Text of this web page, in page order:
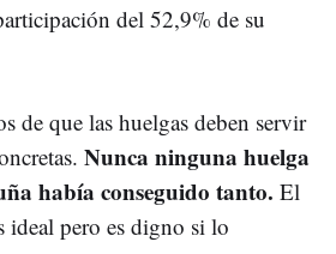
del 52,9% de su
de que las huelgas deben servir
Nunca ninguna huelga
había conseguido tanto. El
ideal pero es digno si lo